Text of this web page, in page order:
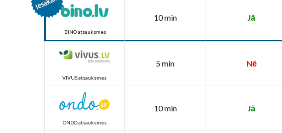
BINO atsauksmes
10 min Jā
VIVUS atsauksmes
5 min Nē
ONDO atsauksmes
10 min Jā